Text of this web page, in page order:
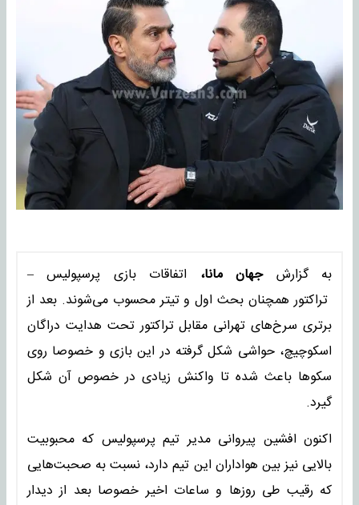
به گزارش جهان مانا، اتفاقات بازی پرسپولیس –
تراکتور همچنان بحث اول و تیتر محسوب می‌شوند. بعد از
برتری سرخ‌های تهرانی مقابل تراکتور تحت هدایت دراگان
اسکوچیچ، حواشی شکل گرفته در این بازی و خصوصا روی
سکوها باعث شده تا واکنش زیادی در خصوص آن شکل
گیرد.
اکنون افشین پیروانی مدیر تیم پرسپولیس که محبوبیت
بالایی نیز بین هواداران این تیم دارد، نسبت به صحبت‌هایی
که رقیب طی روزها و ساعات اخیر خصوصا بعد از دیدار